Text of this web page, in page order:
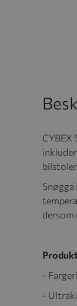
CYBEX
dersom
-
-